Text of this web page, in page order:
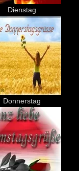
Dienstag
Donnerstag